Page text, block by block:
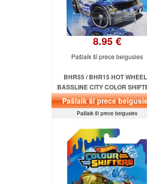
8.95 €
Pašlaik šī prece beigusies
BHR55 / BHR15 HOT
BASSLINE CITY COLOR
SERIES MATTEL
Pašlaik šī prece
Pašlaik šī prece beigusies